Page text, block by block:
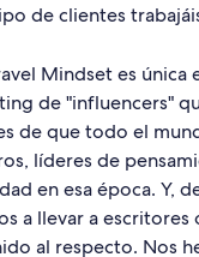
de clientes
Mindset es única
de "influencers"
de que todo el
líderes de
en esa época. Y,
a llevar a
al respecto. Nos